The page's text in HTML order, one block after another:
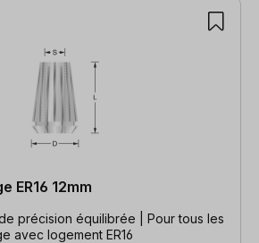
ER16 12mm
précision équilibrée | Pour tous les
avec logement ER16